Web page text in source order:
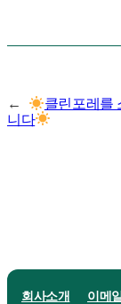
←
클린포레를
니다
회사소개 이메